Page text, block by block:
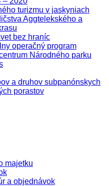
turizmu v jaskyniach
Aggtelekského a
bez hraníc
operačný program
Národného parku
a druhov subpanónskych
porastov
majetku
a objednávok